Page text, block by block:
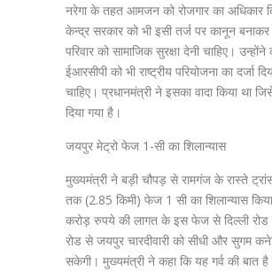
नरेगा के तहत आमजन को रोजगार का अधिकार
केन्द्र सरकार को भी इसी तर्ज पर कानून
परिवार को सामाजिक सुरक्षा देनी चाहिए।
ईआरसीपी को भी राष्ट्रीय परियोजना का दर्जा
चाहिए। प्रधानमंत्री ने इसका वादा किया था
दिया गया है।
जयपुर मेट्रो फेज 1-सी का शिलान्यास
मुख्यमंत्री ने बड़ी चौपड़ से रामगंज के रास्ते
तक (2.85 किमी) फेज 1 सी का शिलान्यास
करोड़ रुपये की लागत के इस फेज से दिल्ली
रोड से जयपुर चारदीवारी को सीधी और सुगम
सकेगी। मुख्यमंत्री ने कहा कि यह गर्व की बात